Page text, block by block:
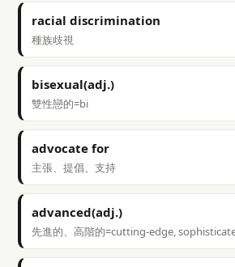
racial discrimination
種族歧視
bisexual(adj.)
雙性戀的=bi
advocate for
主張、提倡、支持
advanced(adj.)
先進的、高階的=cutting-edge,